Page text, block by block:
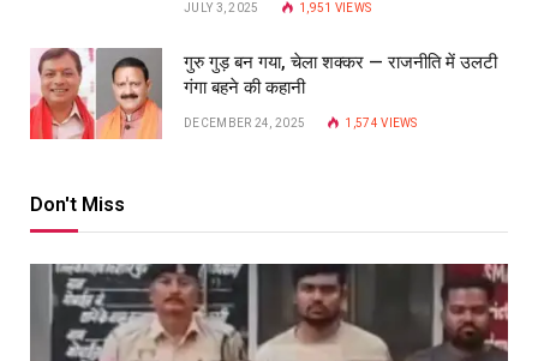
JULY 3, 2025 1,951 VIEWS
गुरु गुड़ बन गया, चेला शक्कर — राजनीति में उलटी
गंगा बहने की कहानी
DECEMBER 24, 2025 1,574VIEWS
Don't Miss